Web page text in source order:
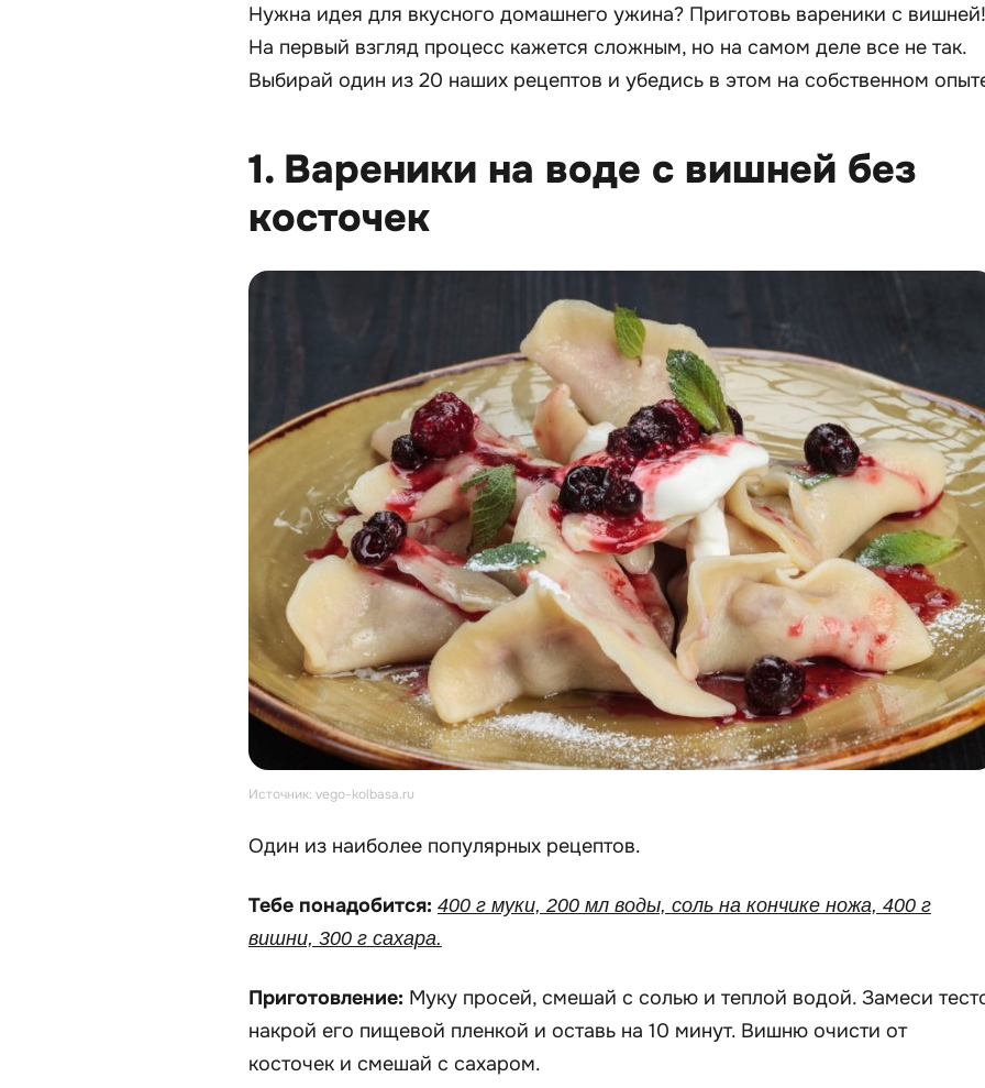
Нужна идея для вкусного домашнего ужина? Приготовь вареники с вишней!
На первый взгляд процесс кажется сложным, но на самом деле все не так.
Выбирай один из 20 наших рецептов и убедись в этом на собственном
1. Вареники на воде с вишней без
косточек
Источник: vego-kolbasa.ru
Один из наиболее популярных рецептов.
Тебе понадобится: 400 г муки, 200 мл воды, соль на кончике ножа, 400 г
вишни, 300 г сахара.
Приготовление: Муку просей, смешай с солью и теплой водой. Замеси
накрой его пищевой пленкой и оставь на 10 минут. Вишню очисти от
косточек и смешай с сахаром.